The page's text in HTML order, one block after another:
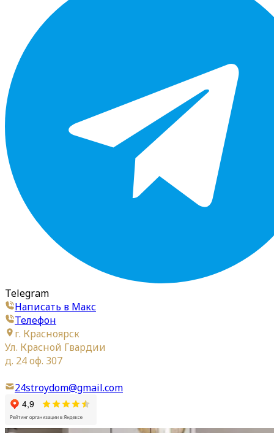
Telegram
Написать в Макс
Телефон
г. Красноярск
Ул. Красной Гвардии
д. 24 оф. 307
24stroydom@gmail.com